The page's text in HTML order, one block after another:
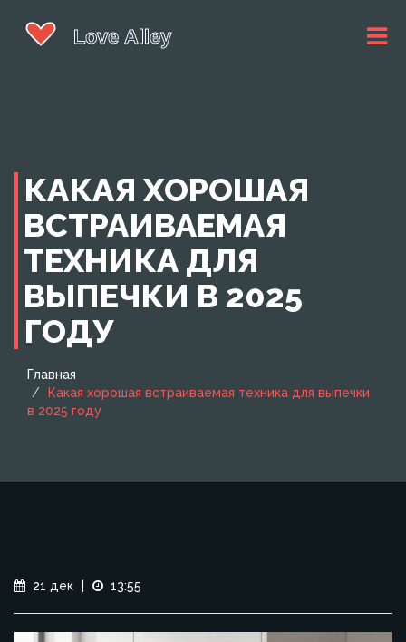
КАКАЯ ХОРОШАЯ
ВСТРАИВАЕМАЯ
ТЕХНИКА ДЛЯ
ВЫПЕЧКИ В 2025
ГОДУ
Главная
Какая хорошая встраиваемая техника для выпечки
в 2025 году
21 дек 13:55